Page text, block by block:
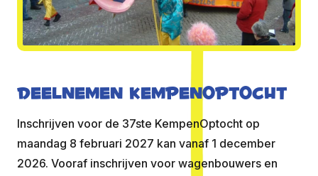
Deelnemen kempenoptocht
Inschrijven voor de 37ste KempenOptocht op
maandag 8 februari 2027 kan vanaf 1 december
2026. Vooraf inschrijven voor wagenbouwers en